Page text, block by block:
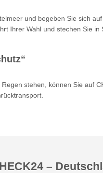
und begeben Sie sich
Ihrer Wahl und stechen Sie in
stehen, können Sie auf
–